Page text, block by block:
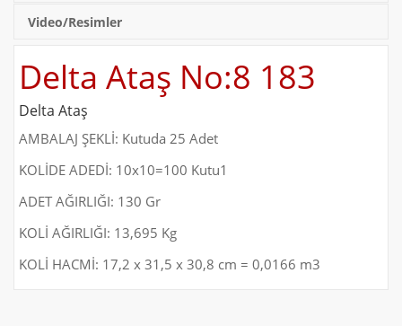
Video/Resimler
Delta Ataş No:8 183
Delta Ataş
AMBALAJ ŞEKLİ: Kutuda 25 Adet
KOLİDE ADEDİ: 10x10=100 Kutu1
ADET AĞIRLIĞI: 130 Gr
KOLİ AĞIRLIĞI: 13,695 Kg
KOLİ HACMİ: 17,2 x 31,5 x 30,8 cm = 0,0166 m3